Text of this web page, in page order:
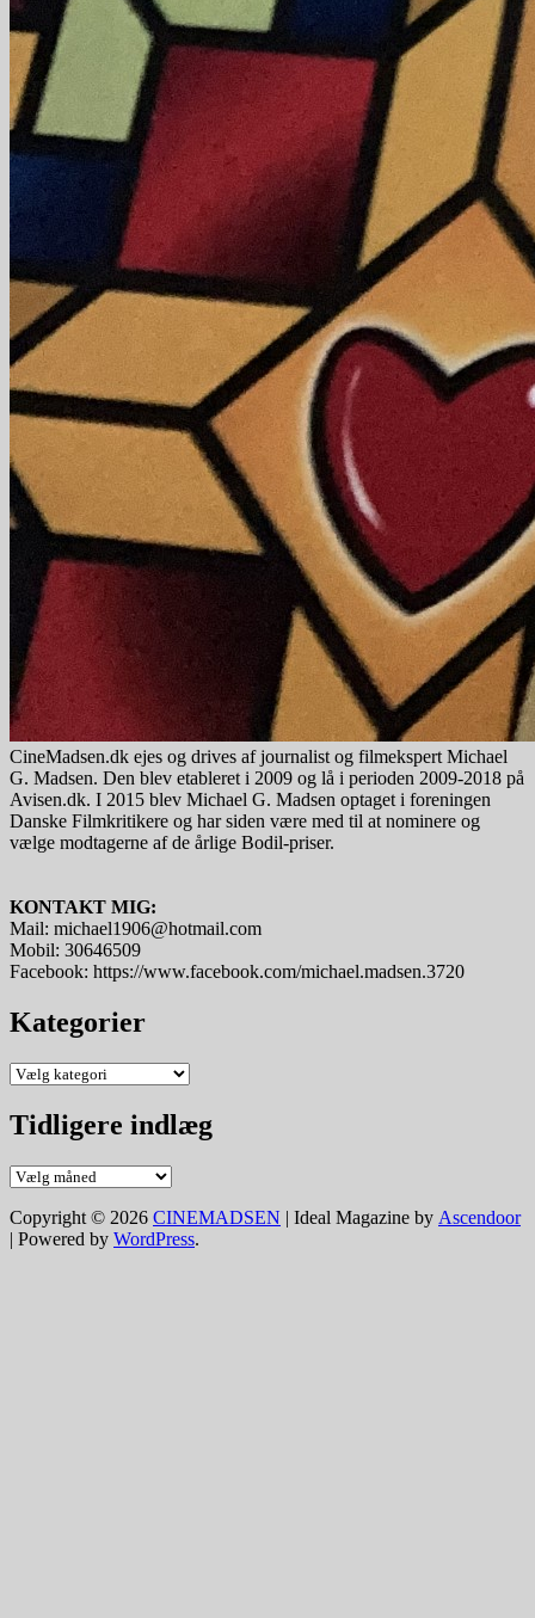
CineMadsen.dk ejes og drives af journalist og filmekspert Michael
G. Madsen. Den blev etableret i 2009 og lå i perioden 2009-2018 på
Avisen.dk. I 2015 blev Michael G. Madsen optaget i foreningen
Danske Filmkritikere og har siden være med til at nominere og
vælge modtagerne af de årlige Bodil-priser.
KONTAKT MIG:
Mail: michael1906@hotmail.com
Mobil: 30646509
Facebook: https://www.facebook.com/michael.madsen.3720
Kategorier
Kategorier
Tidligere indlæg
Tidligere
Copyright © 2026 CINEMADSEN | Ideal Magazine by Ascendoor
| Powered by WordPress.